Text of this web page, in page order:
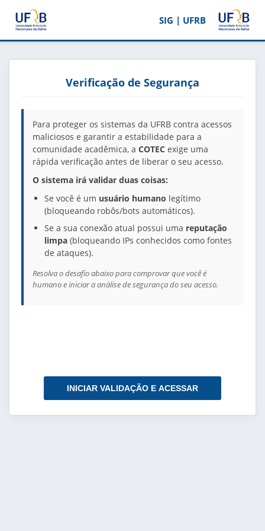
SIG | UFRB
Verificação de Segurança
Para proteger os sistemas da UFRB contra acessos
maliciosos e garantir a estabilidade para a
comunidade acadêmica, a COTEC exige uma
rápida verificação antes de liberar o seu acesso.
O sistema irá validar duas coisas:
Se você é um usuário humano legítimo
(bloqueando robôs/bots automáticos).
Se a sua conexão atual possui uma reputação
limpa (bloqueando IPs conhecidos como fontes
de ataques).
Resolva o desafio abaixo para comprovar que você é
humano e iniciar a análise de segurança do seu acesso.
INICIAR VALIDAÇÃO E ACESSAR